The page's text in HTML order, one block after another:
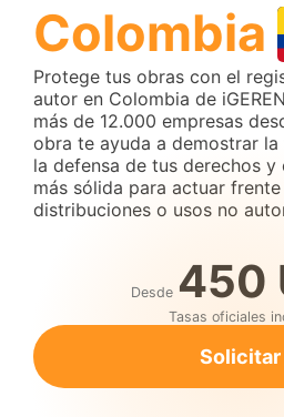
Colombia
Protege tus obras con el
autor en Colombia de
más de 12.000 empresas
obra te ayuda a demostrar
la defensa de tus derechos
más sólida para actuar
distribuciones o usos no
Desde 450
Tasas oficiales
Solicitar